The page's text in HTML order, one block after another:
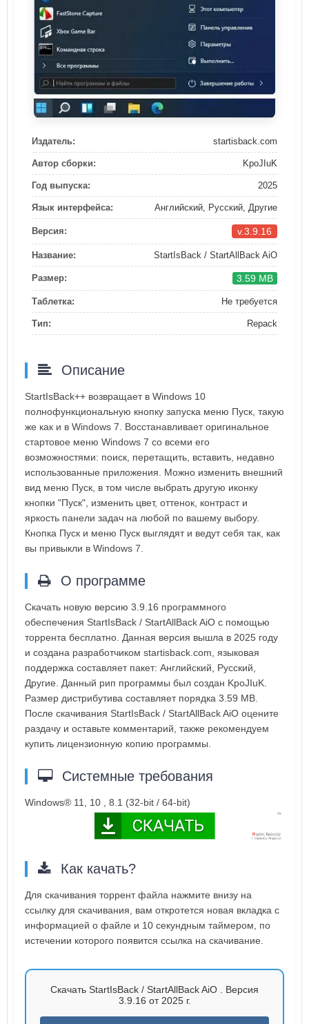
Издатель: startisback.com
Автор сборки: KpoJIuK
Год выпуска: 2025
Язык интерфейса: Английский, Русский, Другие
Версия: v.3.9.16
Название: StartIsBack / StartAllBack AiO
Размер: 3.59 MB
Таблетка: Не требуется
Тип: Repack
Описание
StartIsBack++ возвращает в Windows 10
полнофункциональную кнопку запуска меню Пуск, такую
же как и в Windows 7. Восстанавливает оригинальное
стартовое меню Windows 7 со всеми его
возможностями: поиск, перетащить, вставить, недавно
использованные приложения. Можно изменить внешний
вид меню Пуск, в том числе выбрать другую иконку
кнопки "Пуск", изменить цвет, оттенок, контраст и
яркость панели задач на любой по вашему выбору.
Кнопка Пуск и меню Пуск выглядят и ведут себя так, как
вы привыкли в Windows 7.
О программе
Скачать новую версию 3.9.16 программного
обеспечения StartIsBack / StartAllBack AiO с помощью
торрента бесплатно. Данная версия вышла в 2025 году
и создана разработчиком startisback.com, языковая
поддержка составляет пакет: Английский, Русский,
Другие. Данный рип программы был создан KpoJIuK.
Размер дистрибутива составляет порядка 3.59 MB.
После скачивания StartIsBack / StartAllBack AiO оцените
раздачу и оставьте комментарий, также рекомендуем
купить лицензионную копию программы.
Системные требования
Windows® 11, 10 , 8.1 (32-bit / 64-bit)
Как качать?
Для скачивания торрент файла нажмите внизу на
ссылку для скачивания, вам откротется новая вкладка с
информацией о файле и 10 секундным таймером, по
истечении которого появится ссылка на скачивание.
Скачать StartIsBack / StartAllBack AiO . Версия
3.9.16 от 2025 г.